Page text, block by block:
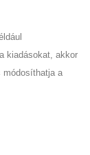
kiadásokat, akkor
módosíthatja a